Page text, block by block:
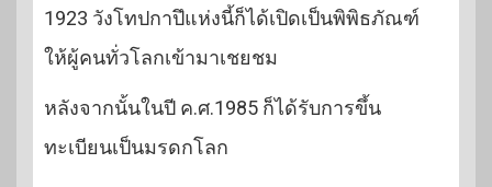
1923 วังโทปกาปึแห่งนี้ก็ได้เปิดเป็นพิพิธภัณฑ์
ให้ผู้คนทั่วโลกเข้ามาเชยชม
หลังจากนั้นในปี ค.ศ.1985 ก็ได้รับการขึ้น
ทะเบียนเป็นมรดกโลก